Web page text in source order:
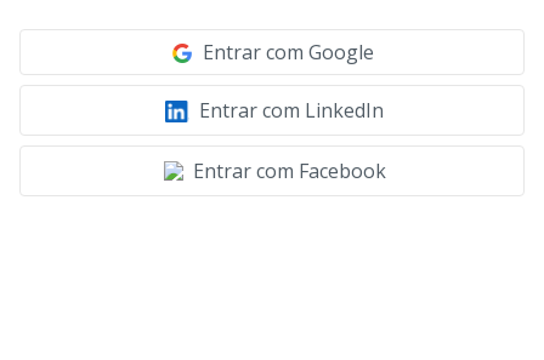
Entrar com Google
Entrar com LinkedIn
Entrar com Facebook